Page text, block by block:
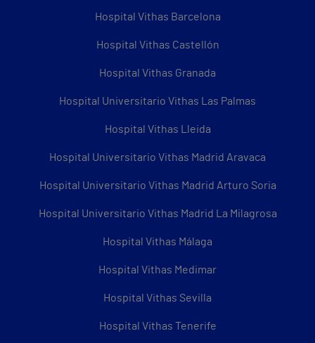
Hospital Vithas Barcelona
Hospital Vithas Castellón
Hospital Vithas Granada
Hospital Universitario Vithas Las Palmas
Hospital Vithas Lleida
Hospital Universitario Vithas Madrid Aravaca
Hospital Universitario Vithas Madrid Arturo Soria
Hospital Universitario Vithas Madrid La Milagrosa
Hospital Vithas Málaga
Hospital Vithas Medimar
Hospital Vithas Sevilla
Hospital Vithas Tenerife